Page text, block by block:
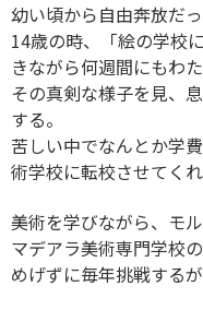
幼い頃から自由奔放だ
14歳の時、「絵の学校
きながら何週間にもわ
その真剣な様子を見、
する。
苦しい中でなんとか学
術学校に転校させてく
美術を学びながら、モ
マデアラ美術専門学校
めげずに毎年挑戦する